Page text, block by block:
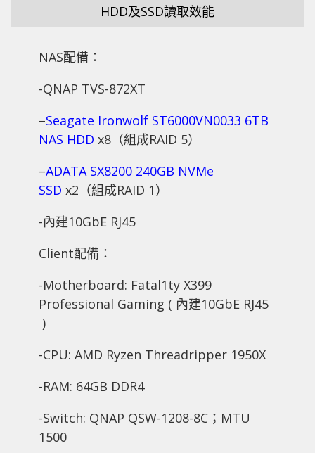
HDD及SSD讀取效能
NAS配備：
-QNAP TVS-872XT
–Seagate Ironwolf ST6000VN0033 6TB
NAS HDD x8（組成RAID 5）
–ADATA SX8200 240GB NVMe
SSD x2（組成RAID 1）
-內建10GbE RJ45
Client配備：
-Motherboard: Fatal1ty X399
Professional Gaming ( 內建10GbE RJ45
)
-CPU: AMD Ryzen Threadripper 1950X
-RAM: 64GB DDR4
-Switch: QNAP QSW-1208-8C；MTU
1500